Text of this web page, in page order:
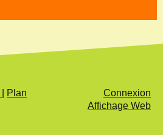
Plan
Connexion
Affichage Web